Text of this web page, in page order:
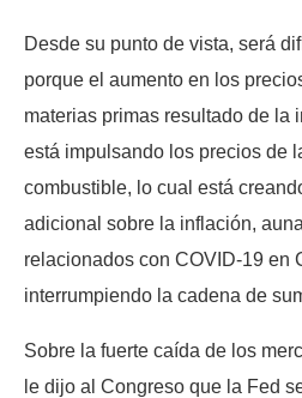
Desde su punto de vista, será
porque el aumento en los
materias primas resultado de la
está impulsando los precios de
combustible, lo cual está
adicional sobre la inflación,
relacionados con COVID-19 en
interrumpiendo la cadena de
Sobre la fuerte caída de los
le dijo al Congreso que la Fed